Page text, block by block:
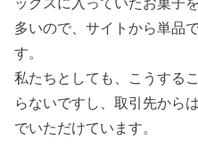
多いので、サイトから単品
す。
私たちとしても、こうする
らないですし、取引先から
でいただけています。